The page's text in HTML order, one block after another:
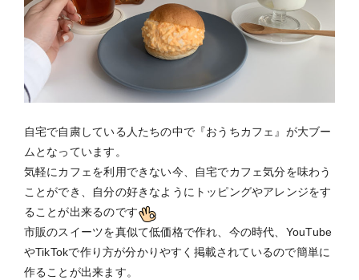
自宅で自粛している人たちの中で『おうちカフェ』が大ブー
ムとなっています。
気軽にカフェを利用できない今、自宅でカフェ気分を味わう
ことができ、自分の好きなようにトッピングやアレンジをす
ることが出来るのです
市販のスイーツを真似て低価格で作れ、今の時代、YouTube
やTikTokで作り方が分かりやすく掲載されているので簡単に
作ることが出来ます。